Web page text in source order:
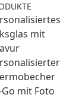
mit
Go mit Foto